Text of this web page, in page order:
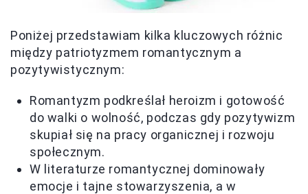
Poniżej przedstawiam kilka kluczowych różnic
między patriotyzmem romantycznym a
pozytywistycznym:
Romantyzm podkreślał heroizm i gotowość
do walki o wolność, podczas gdy pozytywizm
skupiał się na pracy organicznej i rozwoju
społecznym.
W literaturze romantycznej dominowały
emocje i tajne stowarzyszenia, a w